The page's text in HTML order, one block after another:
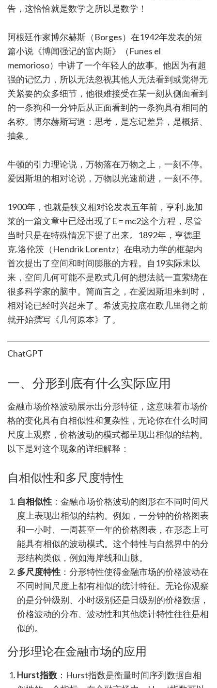
告，这恰恰就是数学之所以是数学！
阿根廷作家博尔赫斯（Borges）在1942年发表的短
篇小说《博闻强记的富内斯》（Funes el
memorioso）中讲了一个年轻人的故事。他因为有超
强的记忆力，所以无法忽视其他人无法看到或觉得无
关紧要的众多细节，他很难接受在某一刻从侧面看到
的一条狗和一分钟后从正面看到的一条狗具有相同的
名称。博尔赫斯写道：思考，是忘记差异，是概括、
抽象。
牛顿的引力理论说，万物落在万物之上，一刻不停。
爱因斯坦的相对论说，万物以光速前进，一刻不停。
1900年，也就是狭义相对论发表五年前，亨利.庞加
莱的一篇文章中已经出现了E = mc2这个方程，尽管
当时只是在特殊情况下提了出来。1892年，亨德里
克.洛伦茨（Hendrik Lorentz）在电动力学的框架内
首次提出了空间和时间膨胀的方程。自19实际末以
来，空间几何可能不是欧式几何的想法就一直萦绕在
很多科学家的脑中。简而言之，在爱因斯坦来到时，
相对论已经时兴起来了。希波克拉底在欧几里得之前
就开始撰写《几何原本》了。
ChatGPT
一、分形到底有什么实际应用
金融市场价格波动展示出分形特征，这意味着市场价
格的变化具有自相似性和复杂性，无论你在什么时间
尺度上观察，价格波动的模式都呈现出相似的结构。
以下是对这个现象的详细解释：
自相似性和多尺度特性
自相似性 ：金融市场价格波动的图形在不同时间尺
度上表现出相似的结构。例如，一分钟的价格图表
和一小时、一周甚至一年的价格图表，在形态上可
能具有相似的波动模式。这个特性与自然界中的分
形结构类似，例如海岸线和山脉。
多尺度特性 ：分形特性使得金融市场的价格波动在
不同时间尺度上都有相似的统计特征。无论你观察
的是分钟级别、小时级别还是日级别的价格数据，
价格波动的分布、波动性和其他统计特性往往是相
似的。
分形理论在金融市场的应用
Hurst指数 ：Hurst指数是衡量时间序列数据自相